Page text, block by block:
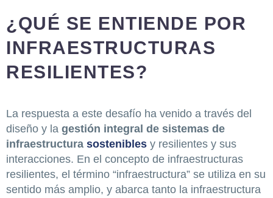
¿QUÉ SE ENTIENDE POR
INFRAESTRUCTURAS
RESILIENTES?
La respuesta a este desafío ha venido a través del
diseño y la gestión integral de sistemas de
infraestructura sostenibles y resilientes y sus
interacciones. En el concepto de infraestructuras
resilientes, el término “infraestructura” se utiliza en su
sentido más amplio, y abarca tanto la infraestructura